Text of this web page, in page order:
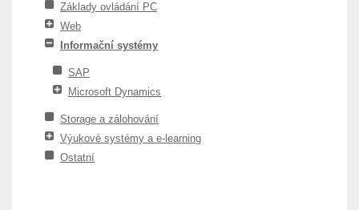
Základy ovládání PC
Web
Informační systémy
SAP
Microsoft Dynamics
Storage a zálohování
Výukové systémy a e-learning
Ostatní